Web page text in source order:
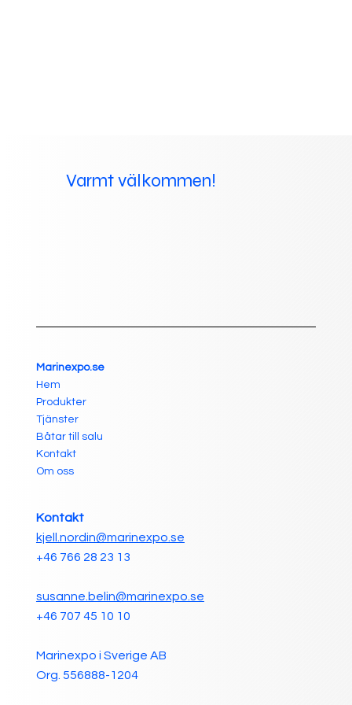
Varmt välkommen!
Kontakt
kjell.nordin@marinexpo.se
+46 766 28 23 13
susanne.belin@marinexpo.se
+46 707 45 10 10
Marinexpo i Sverige AB
Org. 556888-1204
Marinexpo.se
Hem
Produkter
Tjänster
Båtar till salu
Kontakt
Om oss